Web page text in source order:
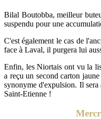
Bilal Boutobba, meilleur
suspendu pour une
C'est également le cas de
face à Laval, il purgera lui
Enfin, les Niortais ont vu la
a reçu un second carton
synonyme d'expulsion. Il
Saint-Etienne !